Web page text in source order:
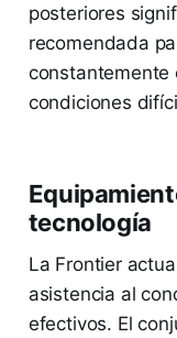
posteriores
recomendada
constantemente
condiciones
tecnología
La Frontier
asistencia al
efectivos. El